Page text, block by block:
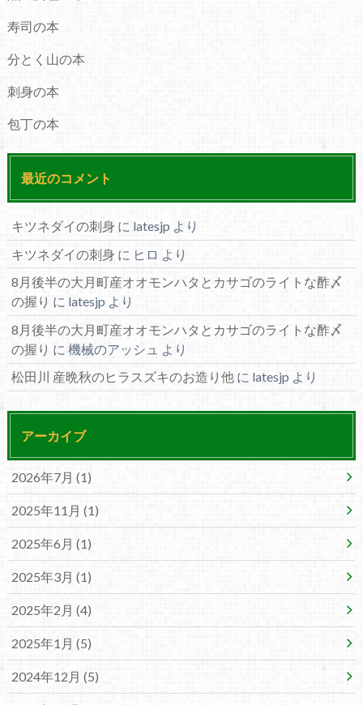
寿司の本
分とく山の本
刺身の本
包丁の本
最近のコメント
キツネダイの刺身 に latesjp より
キツネダイの刺身 に ヒロ より
8月後半の大月町産オオモンハタとカサゴのライトな酢〆
の握り に latesjp より
8月後半の大月町産オオモンハタとカサゴのライトな酢〆
の握り に 機械のアッシュ より
松田川 産晩秋のヒラスズキのお造り他に latesjp より
アーカイブ
2026年7月 (1)
2025年11月 (1)
2025年6月 (1)
2025年3月 (1)
2025年2月 (4)
2025年1月 (5)
2024年12月 (5)